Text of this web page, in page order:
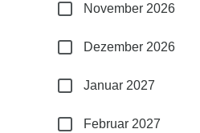
November 2026
Dezember 2026
Januar 2027
Februar 2027